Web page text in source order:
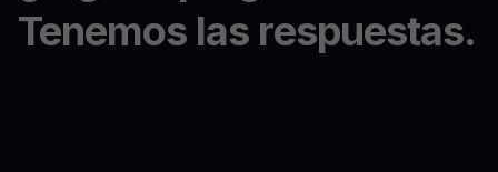
Tenemos las respuestas.